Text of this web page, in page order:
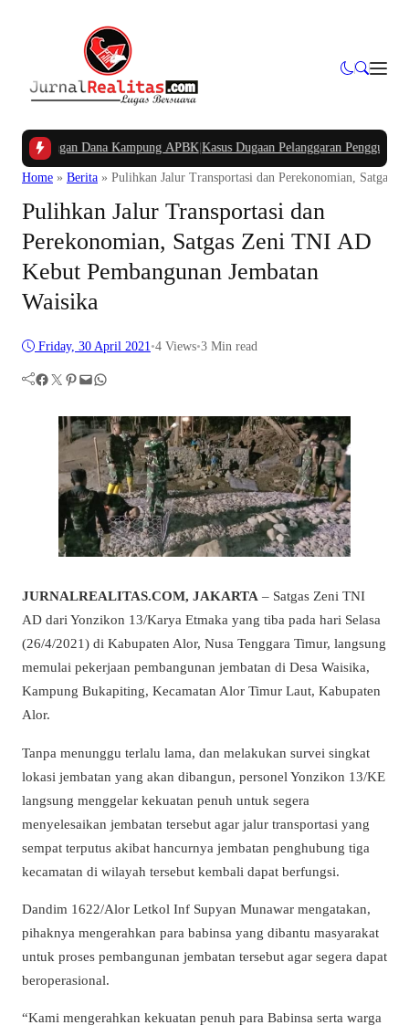
Dana Kampung APBK| Kasus Dugaan Pelanggaran Penggunaan
Home » Berita » Pulihkan Jalur Transportasi dan Perekonomian, Satgas
Pulihkan Jalur Transportasi dan
Perekonomian, Satgas Zeni TNI AD
Kebut Pembangunan Jembatan
Waisika
Friday, 30 April 2021•4 Views•3 Min read
Facebook Twitter Pinterest Mail WhatsApp
JURNALREALITAS.COM, JAKARTA – Satgas Zeni TNI
AD dari Yonzikon 13/Karya Etmaka yang tiba pada hari Selasa
(26/4/2021) di Kabupaten Alor, Nusa Tenggara Timur, langsung
memulai pekerjaan pembangunan jembatan di Desa Waisika,
Kampung Bukapiting, Kecamatan Alor Timur Laut, Kabupaten
Alor.
Tanpa menunggu terlalu lama, dan melakukan survei singkat
lokasi jembatan yang akan dibangun, personel Yonzikon 13/KE
langsung menggelar kekuatan penuh untuk segera
menyelesaikan jembatan tersebut agar jalur transportasi yang
sempat terputus akibat hancurnya jembatan penghubung tiga
kecamatan di wilayah tersebut kembali dapat berfungsi.
Dandim 1622/Alor Letkol Inf Supyan Munawar mengatakan,
pihaknya mengerahkan para babinsa yang dibantu masyarakat
untuk proses pembangunan jembatan tersebut agar segera dapat
beroperasional.
“Kami mengerahkan kekuatan penuh para Babinsa serta warga